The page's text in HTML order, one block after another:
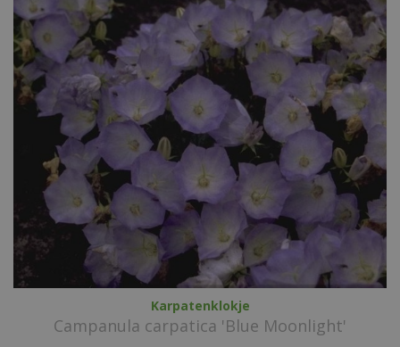
Karpatenklokje
Campanula carpatica 'Blue Moonlight'